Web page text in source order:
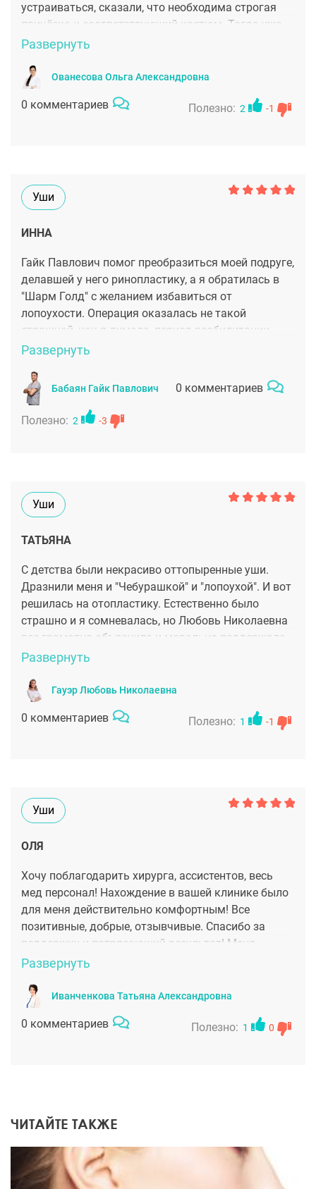
устраиваться, сказали, что необходима строгая
причёска и соответствующий костюм. Тогда уже
отступать было некуда, решила сделать пластику
Ольгу Александровну, о которой много читала и
слышала от кого-то в институте. Доктор, кажется,
сделала чудо, ушки стали аккуратными, а
Развернуть
Ованесова Ольга Александровна
0 комментариев Полезно: 2 -1
Уши
ИННА
Гайк Павлович помог преобразиться моей подруге,
делавшей у него ринопластику, а я обратилась в
"Шарм Голд" с желанием избавиться от
лопоухости. Операция оказалась не такой
страшной, как я думала, период реабилитации
также прошел без проблем. Теперь я могу
пряча уши за волосами, как же долго я об этом
мечтала!
Развернуть
Бабаян Гайк Павлович 0 комментариев
Полезно: 2 -3
Уши
ТАТЬЯНА
С детства были некрасиво оттопыренные уши.
Дразнили меня и "Чебурашкой" и "лопоухой". И вот
решилась на отопластику. Естественно было
страшно и я сомневалась, но Любовь Николаевна
все грамотно объяснила и морально поддержала.
Я ни разу не пожалела об операции! Сейчас у меня
еще долго вспоминать умелые руки мастера!
Развернуть
Гауэр Любовь Николаевна
0 комментариев Полезно: 1 -1
Уши
ОЛЯ
Хочу поблагодарить хирурга, ассистентов, весь
мед персонал! Нахождение в вашей клинике было
для меня действительно комфортным! Все
позитивные, добрые, отзывчивые. Спасибо за
поддержку и потрясающий результат! Меня
переполняют эмоции, мои уши теперь как
Развернуть
Иванченкова Татьяна Александровна
0 комментариев Полезно: 1 0
ЧИТАЙТЕ ТАКЖЕ